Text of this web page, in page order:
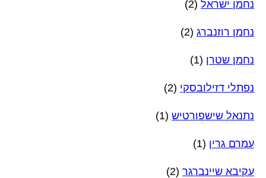
נחמן ישראל (2)
נחמן רוזנברג (2)
נחמן שטרן (1)
נפתלי דזילובסקי (2)
נתנאל שישפורטיש (1)
עמרם גרין (1)
עקיבא שיינברגר (2)